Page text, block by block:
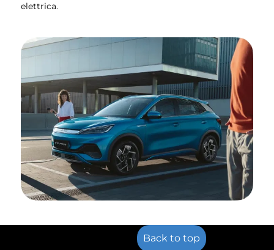
elettrica.
Back to top